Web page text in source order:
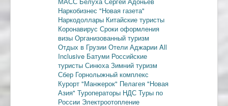
Наркобизнес "Новая газета"
Наркодоллары Китайские туристы
Коронавирус Сроки оформления
визы Организованный туризм
Отдых в Грузии Отели Аджарии All
Inclusive Батуми Российские
туристы СинюхаЗимний туризм
Сбер Горнолыжный комплекс
Курорт "Манжерок" Пелагея "Новая
Азия" Туроператоры НДС Туры по
России Электроотопление